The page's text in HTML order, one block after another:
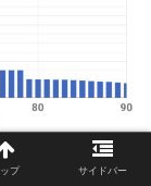
そうです
ップ サイドバー